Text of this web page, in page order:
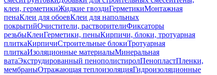
клеи, герметикиЖидкие гвоздиГерметикиМонтажная
пенаКлеи для обоевКлеи для напольных
покрытийОчистители, растворителиФиксаторы
резьбыКлеиГерметики, пеныКирпичи, блоки, тротуарная
плиткаКирпичиСтроительные блокиТротуарная
плиткаИзоляционные материалыМинеральная
ватаЭкструдированный пенополистиролПенопластПленки,
мембраныОтражающая теплоизоляцияГидроизоляционные